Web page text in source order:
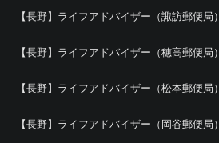
【長野】ライフアドバイザー（諏訪郵便局）
【長野】ライフアドバイザー（穂高郵便局）
【長野】ライフアドバイザー（松本郵便局）
【長野】ライフアドバイザー（岡谷郵便局）